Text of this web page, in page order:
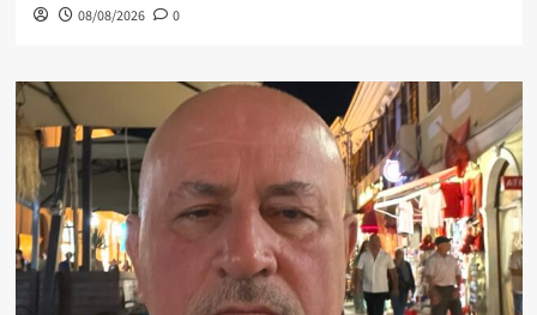
08/08/2026 0